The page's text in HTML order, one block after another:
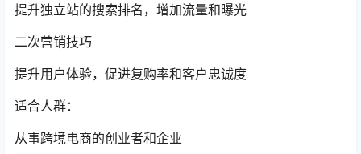
提升独立站的搜索排名，增加流量和曝光
二次营销技巧
提升用户体验，促进复购率和客户忠诚度
适合人群：
从事跨境电商的创业者和企业